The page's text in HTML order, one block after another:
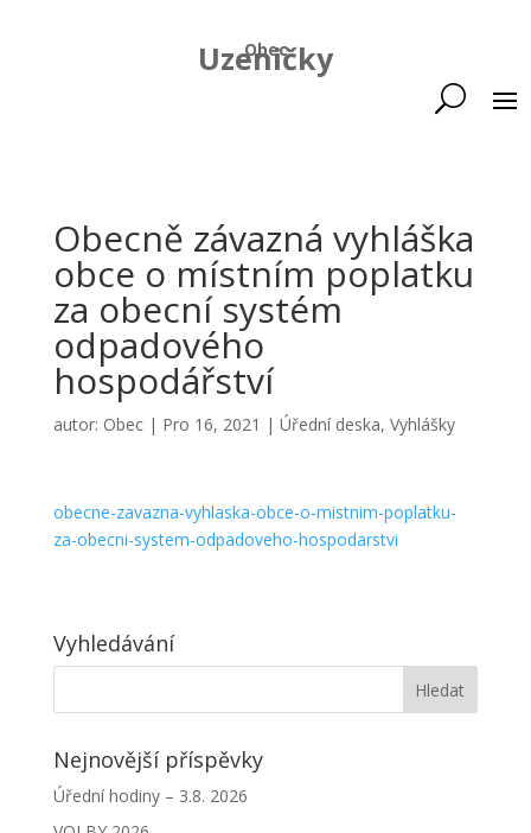
Obec
Uzeničky
Obecně závazná vyhláška
obce o místním poplatku
za obecní systém
odpadového
hospodářství
autor: Obec| Pro 16, 2021 | Úřední deska, Vyhlášky
obecne-zavazna-vyhlaska-obce-o-mistnim-poplatku-
za-obecni-system-odpadoveho-hospodarstvi
Vyhledávání
Nejnovější příspěvky
Úřední hodiny – 3.8. 2026